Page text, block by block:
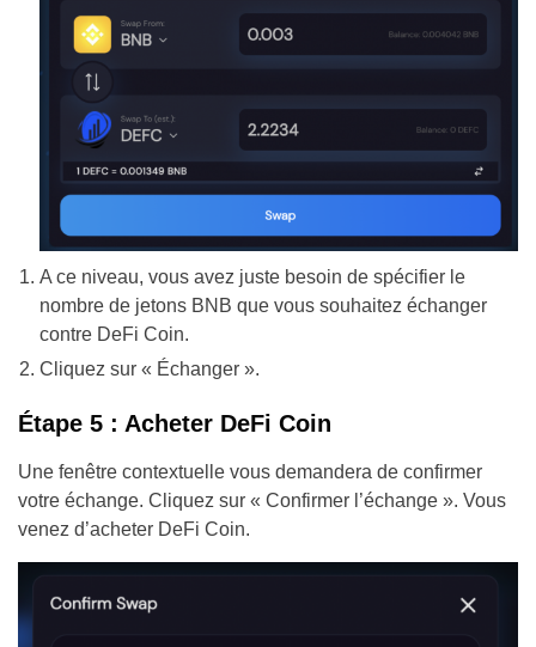
A ce niveau, vous avez juste besoin de spécifier le
nombre de jetons BNB que vous souhaitez échanger
contre DeFi Coin.
Cliquez sur « Échanger ».
Étape 5 : Acheter DeFi Coin
Une fenêtre contextuelle vous demandera de confirmer
votre échange. Cliquez sur « Confirmer l’échange ». Vous
venez d’acheter DeFi Coin.